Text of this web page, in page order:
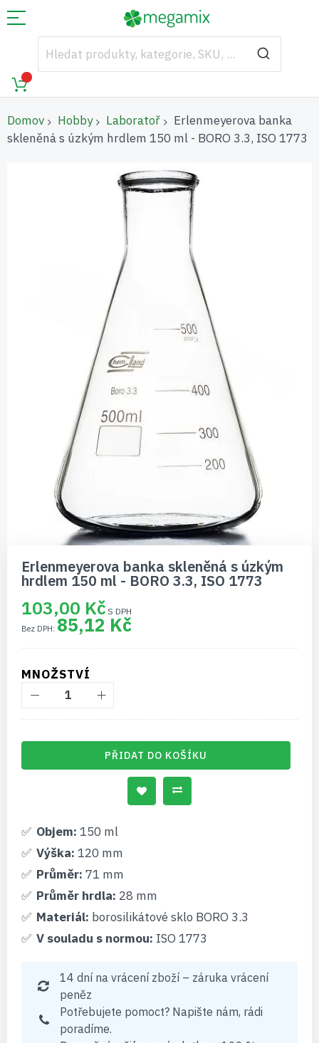
Domov Hobby Laboratoř
Erlenmeyerova banka
skleněná s úzkým hrdlem 150 ml - BORO 3.3, ISO 1773
začátek
galerie
obrázky
Erlenmeyerova banka skleněná s úzkým
hrdlem 150 ml - BORO 3.3, ISO 1773
103,00 Kč
85,12 Kč
MNOŽSTVÍ
PŘIDAT DO KOŠÍKU
Objem: 150 ml
Výška: 120 mm
Průměr: 71 mm
Průměr hrdla: 28 mm
Materiál: borosilikátové sklo BORO 3.3
V souladu s normou: ISO 1773
14 dní na vrácení zboží – záruka vrácení
peněz
Potřebujete pomoct? Napište nám, rádi
poradíme.